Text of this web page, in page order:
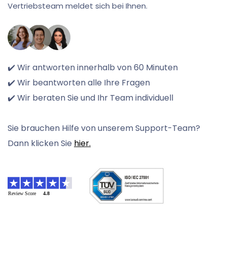
Vertriebsteam meldet sich bei Ihnen.
✔️ Wir antworten innerhalb von 60 Minuten
✔️ Wir beantworten alle Ihre Fragen
✔️ Wir beraten Sie und Ihr Team individuell
Sie brauchen Hilfe von unserem Support-Team?
Dann klicken Sie hier.